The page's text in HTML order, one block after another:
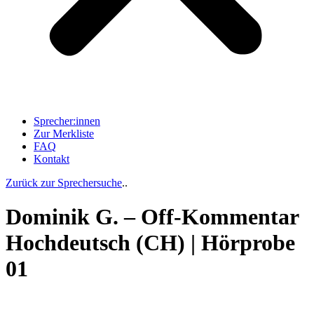
Sprecher:innen
Zur Merkliste
FAQ
Kontakt
Zurück zur Sprechersuche..
Dominik G. – Off-Kommentar
Hochdeutsch (CH) | Hörprobe
01